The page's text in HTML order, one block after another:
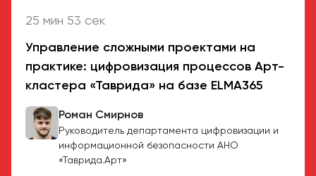
25 мин 53 сек
Управление сложными проектами на
практике: цифровизация процессов Арт-
кластера «Таврида» на базе ELMA365
Роман Смирнов
Руководитель департамента цифровизации и
информационной безопасности АНО
«Таврида.Арт»